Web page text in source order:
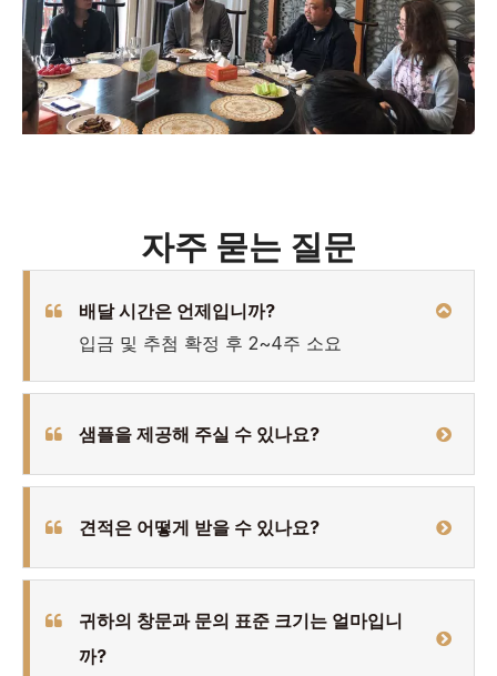
자주 묻는 질문
배달 시간은 언제입니까?
입금 및 추첨 확정 후 2~4주 소요
샘플을 제공해 주실 수 있나요?
견적은 어떻게 받을 수 있나요?
귀하의 창문과 문의 표준 크기는 얼마입니
까?